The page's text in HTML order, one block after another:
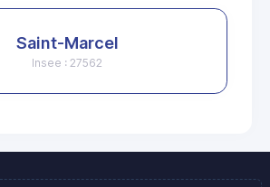
Saint-Marcel
Insee : 27562